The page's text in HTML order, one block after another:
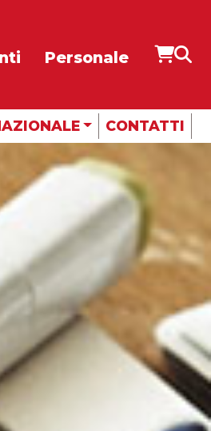
Personale
CONTATTI